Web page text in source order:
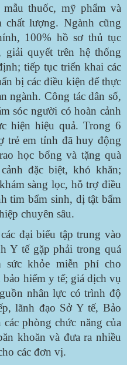
thuốc, mỹ phẩm và
chất lượng. Ngành cũng
100% hồ sơ thủ tục
giải quyết trên hệ thống
tiếp tục triển khai các
bị các điều kiện để thực
ngành. Công tác dân số,
sóc người có hoàn cảnh
hiện hiệu quả. Trong 6
trẻ em tỉnh đã huy động
học bổng và tặng quà
đặc biệt, khó khăn;
sàng lọc, hỗ trợ điều
tim bẩm sinh, dị tật bẩm
chuyên sâu.
đại biểu tập trung vào
Y tế gặp phải trong quá
sức khỏe miễn phí cho
hiểm y tế; giá dịch vụ
nhân lực có trình độ
lãnh đạo Sở Y tế, Bảo
phòng chức năng của
khoăn và đưa ra nhiều
các đơn vị.